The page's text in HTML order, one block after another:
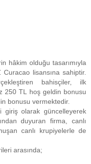
hâkim olduğu tasarımıyla
lisansına sahiptir.
bahisçiler, ilk
250 TL hoş geldin bonusu
bonusu vermektedir.
giriş olarak güncelleyerek
duyuran firma, canlı
canlı krupiyelerle de
arasında;